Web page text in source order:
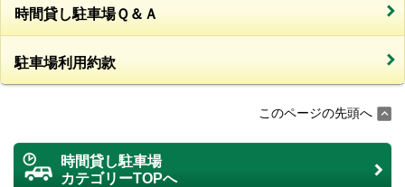
時間貸し駐車場Ｑ＆Ａ
駐車場利用約款
このページの先頭へ
時間貸し駐車場
カテゴリーTOPへ